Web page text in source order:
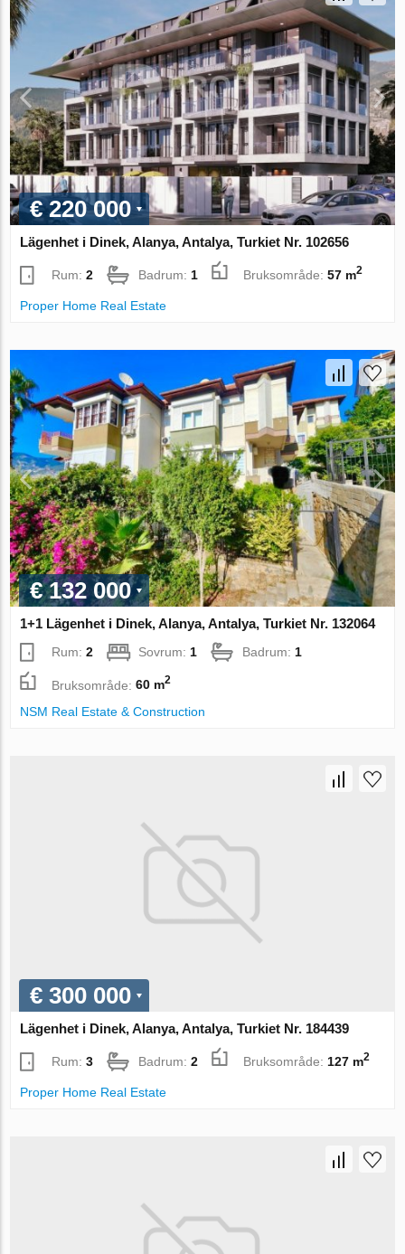
€ 220 000
Lägenhet i Dinek, Alanya, Antalya, Turkiet Nr. 102656
Rum:2 Badrum: 1 Bruksområde:57 m2
Proper Home Real Estate
€ 132 000
1+1 Lägenhet i Dinek, Alanya, Antalya, Turkiet Nr. 132064
Rum:2 Sovrum: 1 Badrum: 1
Bruksområde:60 m2
NSM Real Estate & Construction
€ 300 000
Lägenhet i Dinek, Alanya, Antalya, Turkiet Nr. 184439
Rum:3 Badrum:2 Bruksområde: 127 m2
Proper Home Real Estate